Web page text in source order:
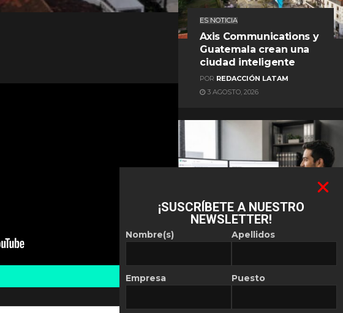
ES NOTICIA
Axis Communications y
Guatemala crean una
ciudad inteligente
POR REDACCIÓN LATAM
3 AGOSTO, 2026
ES NOTICIA
Automatización de las
REDACCIÓN LATAM
¡SUSCRÍBETE A NUESTRO
NEWSLETTER!
Nombre(s)
Empresa
Apellidos
Puesto